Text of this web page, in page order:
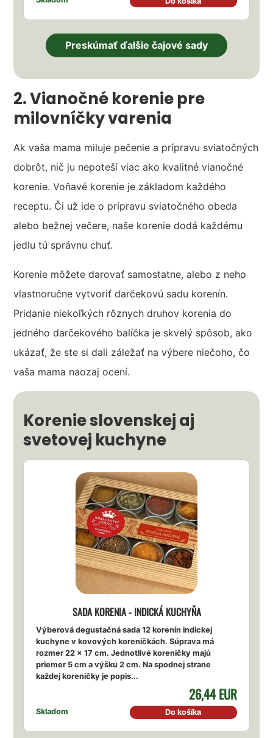
Preskúmať ďalšie čajové sady
2. Vianočné korenie pre
milovníčky varenia
Ak vaša mama miluje pečenie a prípravu sviatočných
dobrôt, nič ju nepoteší viac ako kvalitné vianočné
korenie. Voňavé korenie je základom každého
receptu. Či už ide o prípravu sviatočného obeda
alebo bežnej večere, naše korenie dodá každému
jedlu tú správnu chuť.
Korenie môžete darovať samostatne, alebo z neho
vlastnoručne vytvoriť darčekovú sadu korenín.
Pridanie niekoľkých rôznych druhov korenia do
jedného darčekového balíčka je skvelý spôsob, ako
ukázať, že ste si dali záležať na výbere niečoho, čo
vaša mama naozaj ocení.
Korenie slovenskej aj
svetovej kuchyne
SADA KORENIA - INDICKÁ KUCHYŇA
Výberová degustačná sada 12 korenín indickej
kuchyne v kovových koreničkách. Súprava má
rozmer 22 x 17 cm. Jednotlivé koreničky majú
priemer 5 cm a výšku 2 cm. Na spodnej strane
každej koreničky je popis...
Skladom
26,44 EUR
Do košíka